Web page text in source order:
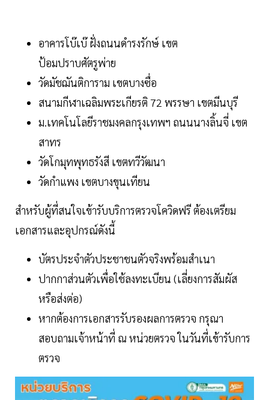
อาคารโบ๊เบ๊ ฝั่งถนนดำรงรักษ์ เขต
ป้อมปราบศัตรูพ่าย
วัดมัชฌันติการาม เขตบางซื่อ
สนามกีฬา​เฉลิมพระเกียรติ​ 72 พรรษา​ เขตมีนบุรี
ม.เทคโนโลยีราชมงคลกรุงเทพฯ ถนนนางลิ้นจี่ เขต
สาทร
วัดโกมุทพุทธรังสี เขตทวีวัฒนา
วัดกำแพง เขตบางขุนเทียน
สำหรับผู้ที่สนใจเข้ารับบริการตรวจโควิดฟรี ต้องเตรียม
เอกสารและอุปกรณ์ดังนี้
บัตรประจําตัวประชาชนตัวจริงพร้อมสำเนา
ปากกาส่วนตัวเพื่อใช้ลงทะเบียน (เลี่ยงการสัมผัส
หรือส่งต่อ)
หากต้องการเอกสารรับรองผลการตรวจ กรุณา
สอบถามเจ้าหน้าที่ ณ หน่วยตรวจ ในวันที่เข้ารับการ
ตรวจ